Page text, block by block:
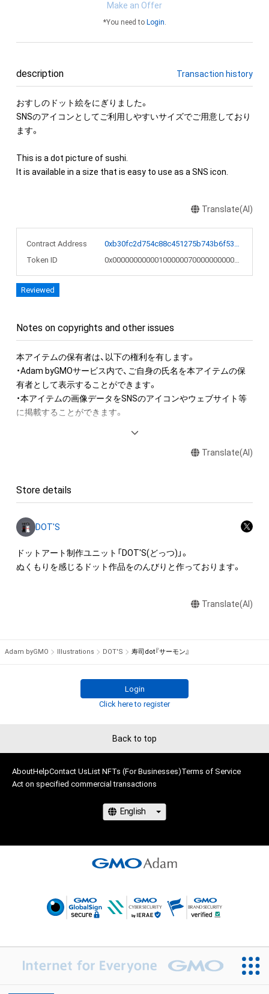
Make an Offer
*You need to Login.
description Transaction history
おすしのドット絵をにぎりました。
SNSのアイコンとしてご利用しやすいサイズでご用意しており
ます。
This is a dot picture of sushi.
It is available in a size that is easy to use as a SNS icon.
Translate(AI)
Contract Address
0xb30fc2d754c88c451275b743b6f530f19f643683
Token ID
0x000000000001000000700000000007dc
Reviewed
Notes on copyrights and other issues
本アイテムの保有者は、以下の権利を有します。
・Adam byGMOサービス内で、ご自身の氏名を本アイテムの保
有者として表示することができます。
・本アイテムの画像データをSNSのアイコンやウェブサイト等
に掲載することができます。
・本アイテムに関する創作物(画像および映像、音楽、商標または
産権(それらの権利を取得し、又はそれらの権利につき登録等を
成者または第三者のライセンス保有者によって保護されていま
す。そのため、本アイテムを保有していたとしても、本アイテム
に関する創作物にかかる知的財産権を有することを意味しませ
ん。
の範囲を超えた行為、知的財産権を侵害するおそれのある行為
ん。
適切であると判断した場合、利用をお断りさせていただきま
因で発生したものであっても、本アイテムの作成者または第三
負わないものとします。
Translate(AI)
Store details
DOT'S
ドットアート制作ユニット「DOT'S(どっつ)」。
ぬくもりを感じるドット作品をのんびりと作っております。
Translate(AI)
Adam byGMO Illustrations DOT'S 寿司dot『サーモン』
Login
Click here to register
Back to top
AboutHelpContact UsList NFTs (For Businesses)Terms of Service
Act on specified commercial transactions